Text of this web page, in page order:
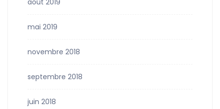
août 2019
mai 2019
novembre 2018
septembre 2018
juin 2018